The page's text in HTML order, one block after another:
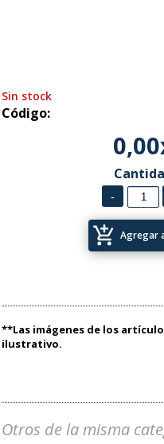
Sin stock
Código:
add_shopping_cart Agregar
**Las imágenes de los
ilustrativo.
Otros de la misma